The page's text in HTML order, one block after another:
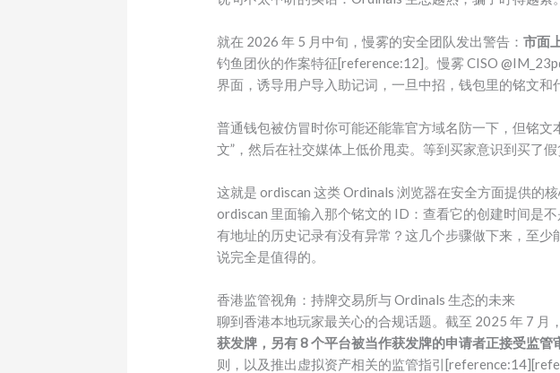
就在 2026 年 5 月中旬，慢雾的安全团队发出警告：市面
钓鱼团伙的作案特征[reference:12]。慢雾 CISO
界面，诱导用户导入助记词，一旦中招，钱包里的铭文和
普通钱包被仿冒时你可能还能靠官方域名防一下，但铭
文”，然后在社交媒体上低价甩卖。等到买家意识到买了
这就是 ordiscan 这类 Ordinals 浏览器在安全方面提供的
ordiscan 里面输入那个铭文的 ID：查看它的创建时间是
有地址的历史记录有没有异常？这几个步骤做下来，至
说完全是值得的。
香港监管视角：持牌交易所与 Ordinals 生态的未来
聊到香港本地玩家最关心的合规话题。截至 2025 年 7
获发牌，另有 8 个平台被当作获发牌的申请者正接受监管
则，以及推出虚拟资产相关的监管指引